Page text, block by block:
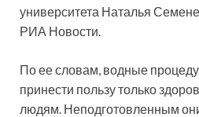
университета Наталья
РИА Новости.
По ее словам, водные
принести пользу только
людям. Неподготовленным